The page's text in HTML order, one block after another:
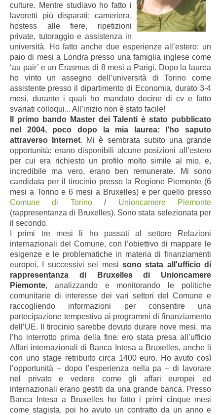
culture. Mentre studiavo ho fatto i
lavoretti più disparati: cameriera,
hostess alle fiere, ripetizioni
private, tutoraggio e assistenza in
università. Ho fatto anche due esperienze all’estero: un
paio di mesi a Londra presso una famiglia inglese come
‘au pair’ e un Erasmus di 8 mesi a Parigi. Dopo la laurea
ho vinto un assegno dell’università di Torino come
assistente presso il dipartimento di Economia, durato 3-4
mesi, durante i quali ho mandato decine di cv e fatto
svariati colloqui... All’inizio non è stato facile!
Il primo bando Master dei Talenti è stato pubblicato
nel 2004, poco dopo la mia laurea: l’ho saputo
attraverso Internet. Mi è sembrata subito una grande
opportunità: erano disponibili alcune posizioni all’estero
per cui era richiesto un profilo molto simile al mio, e,
incredibile ma vero, erano ben remunerate. Mi sono
candidata per il tirocinio presso la Regione Piemonte (6
mesi a Torino e 6 mesi a Bruxelles) e per quello presso
Comune di Torino/ Unioncamere Piemonte
(rappresentanza di Bruxelles). Sono stata selezionata per
il secondo.
I primi tre mesi li ho passati al settore Relazioni
internazionali del Comune, con l’obiettivo di mappare le
esigenze e le problematiche in materia di finanziamenti
europei. I successivi sei mesi sono stata all'ufficio di
rappresentanza di Bruxelles di Unioncamere
Piemonte, analizzando e monitorando le politiche
comunitarie di interesse dei vari settori del Comune e
raccogliendo informazioni per consentire una
partecipazione tempestiva ai programmi di finanziamento
dell’UE. Il tirocinio sarebbe dovuto durare nove mesi, ma
l’ho interrotto prima della fine: ero stata presa all’ufficio
Affari internazionali di Banca Intesa a Bruxelles, anche lì
con uno stage retribuito circa 1400 euro. Ho avuto così
l’opportunità – dopo l’esperienza nella pa – di lavorare
nel privato e vedere come gli affari europei ed
internazionali erano gestiti da una grande banca. Presso
Banca Intesa a Bruxelles ho fatto i primi cinque mesi
come stagista, poi ho avuto un contratto da un anno e